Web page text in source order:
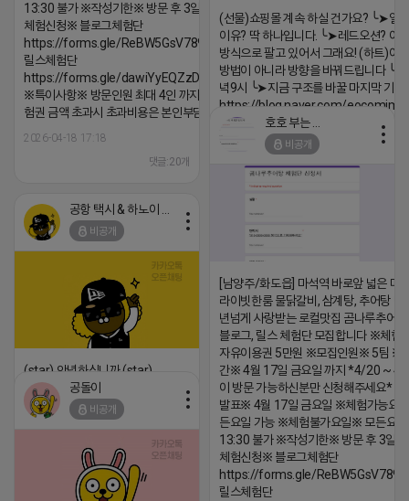
13:30 불가 ※작성기한※ 방문 후 3일 이내 ※
체험신청※ 블로그체험단
https://forms.gle/ReBW5GsV789ur2Pz6
릴스체험단
https://forms.gle/dawiYyEQZzDdqf8W8
※특이사항※ 방문인원 최대 4인 까지 가능 체
험권 금액 초과시 초과비용은 본인부담입니다.
2026-04-18 17:18
댓글:20개
(선물)쇼핑몰 계속 하실 건가요? ╰➤열
이유? 딱 하나입니다. ╰➤레드오션? 아
방식으로 팔고 있어서 그래요! (하트)이
방법이 아니라 방향을 바꿔드립니다
녁9시 ╰➤지금 구조를 바꿀 마지막 기회
https://blog.naver.com/eocomim/
2026-04-18 17:15
비공개
[남양주/화도읍] 마석역 바로앞 넓은 매
라이빗한룸 물닭갈비, 삼계탕, 추어탕 맛
년넘게 사랑받는 로컬맛집 곰나루추어
블로그, 릴스 체험단 모집합니다 ※체험
자유이용권 5만원 ※모집인원※ 5팀 ※
간※ 4월 17일 금요일 까지 *4/20 ~ 4/
이 방문 가능하신분만 신청해주세요* ※
발표※ 4월 17일 금요일 ※체험가능요
든요일 가능 ※체험불가요일※ 모든요
13:30 불가 ※작성기한※ 방문 후 3일
체험신청※ 블로그체험단
https://forms.gle/
릴스체험단
비공개
(star) 안녕하십니까 (star)
2026-04-18 17:12
공돌이
비공개